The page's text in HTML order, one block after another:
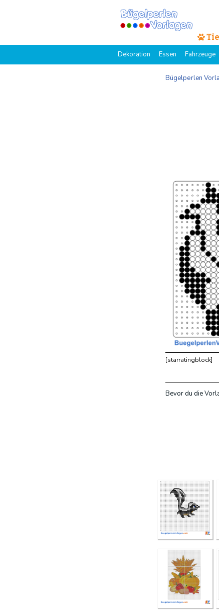
Dekoration Essen Fahrzeuge
Bügelperlen
[starratingblock]
Bevor du die